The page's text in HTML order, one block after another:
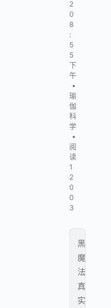
2
0
8
:
5
5
下
午
•
瑜
伽
科
学
•
阅
读
1
2
0
0
3
黑
魔
法
真
实